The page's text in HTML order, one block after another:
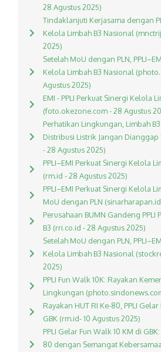
28 Agustus 2025)
Tindaklanjuti Kerjasama dengan
Kelola Limbah B3 Nasional
2025)
Setelah MoU dengan PLN,
Kelola Limbah B3 Nasional
Agustus 2025)
EMI - PPLI Perkuat Sinergi Kelola
(foto.okezone.com - 28 Agustus
Perhatikan Lingkungan, Limbah
Distribusi Listrik Jangan
- 28 Agustus 2025)
PPLI–EMI Perkuat Sinergi Kelola
(rm.id - 28 Agustus 2025)
PPLI–EMI Perkuat Sinergi Kelola
MoU dengan PLN
Perusahaan BUMN Gandeng PPLI
B3 (rri.co.id - 28 Agustus 2025)
Setelah MoU dengan PLN,
Kelola Limbah B3 Nasional
2025)
PPLI Fun Walk 10K: Rayakan
Lingkungan
Rayakan HUT RI Ke-80, PPLI
GBK (rm.id- 10 Agustus 2025)
PPLI Gelar Fun Walk 10 KM di
80 dengan Semangat